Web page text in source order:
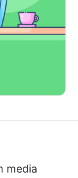
media